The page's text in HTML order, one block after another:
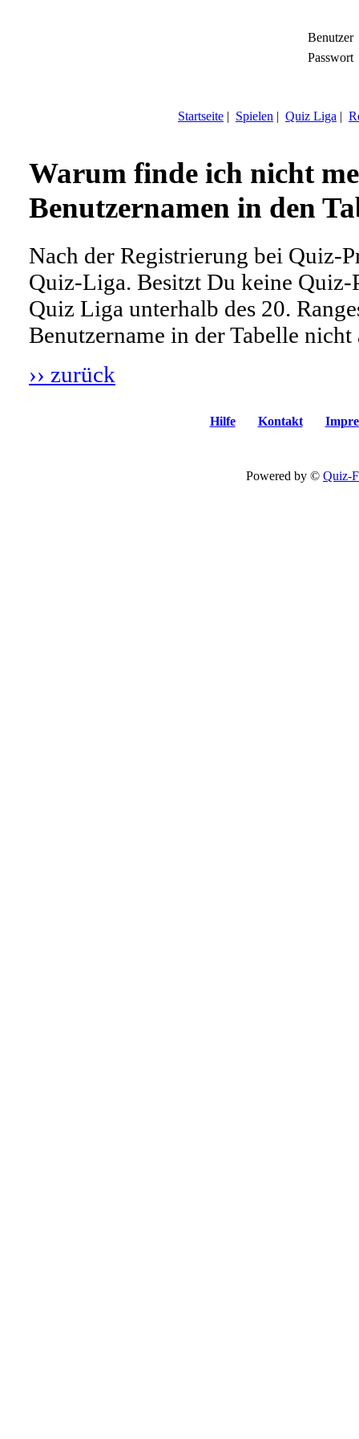
Benutzer
Passwort
Startseite | Spielen | Quiz Liga |
Warum finde ich nicht
Benutzernamen in den
Nach der Registrierung bei Quiz-
Quiz-Liga. Besitzt Du keine Quiz-
Quiz Liga unterhalb des 20.
Benutzername in der Tabelle nicht
›› zurück
Hilfe Kontakt
Powered by © Quiz-